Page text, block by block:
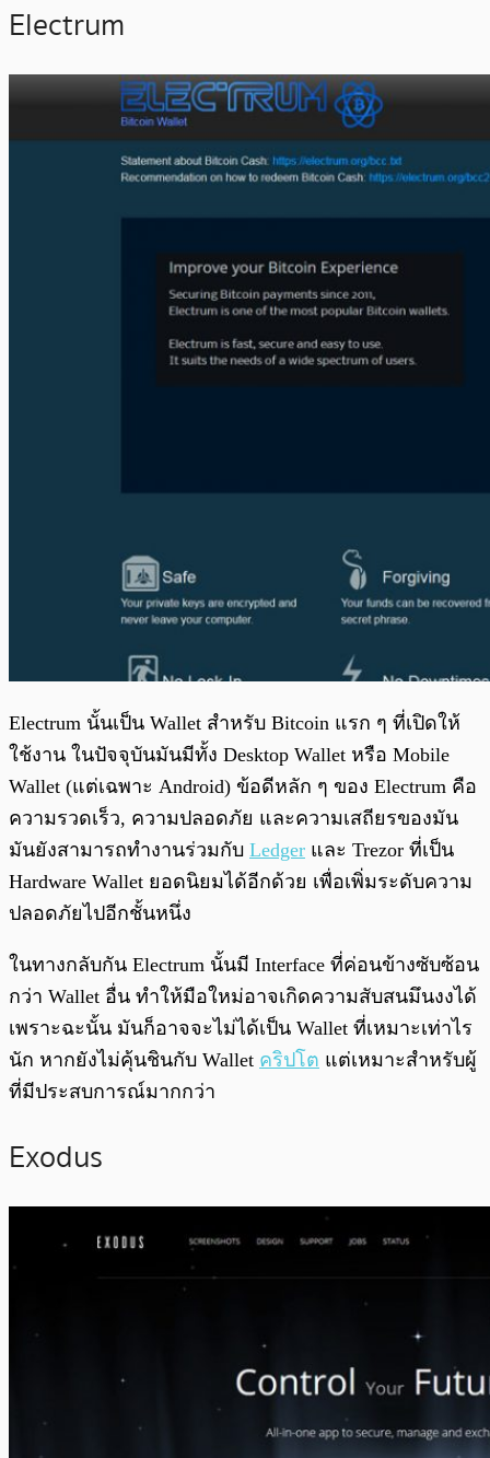
Electrum
Electrum นั้นเป็น Wallet สำหรับ Bitcoin แรก ๆ ที่เปิดให้
ใช้งาน ในปัจจุบันมันมีทั้ง Desktop Wallet หรือ Mobile
Wallet (แต่เฉพาะ Android) ข้อดีหลัก ๆ ของ Electrum คือ
ความรวดเร็ว, ความปลอดภัย และความเสถียรของมัน
มันยังสามารถทำงานร่วมกับ Ledger และ Trezor ที่เป็น
Hardware Wallet ยอดนิยมได้อีกด้วย เพื่อเพิ่มระดับความ
ปลอดภัยไปอีกชั้นหนึ่ง
ในทางกลับกัน Electrum นั้นมี Interface ที่ค่อนข้างซับซ้อน
กว่า Wallet อื่น ทำให้มือใหม่อาจเกิดความสับสนมึนงงได้
เพราะฉะนั้น มันก็อาจจะไม่ได้เป็น Wallet ที่เหมาะเท่าไร
นัก หากยังไม่คุ้นชินกับ Wallet คริปโต แต่เหมาะสำหรับผู้
ที่มีประสบการณ์มากกว่า
Exodus